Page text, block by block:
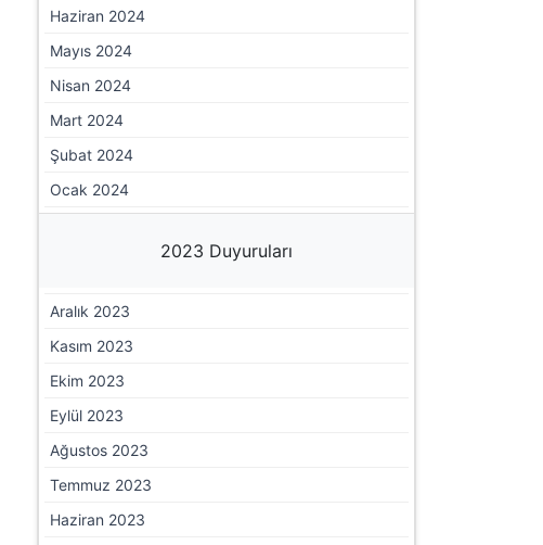
Haziran 2024
Mayıs 2024
Nisan 2024
Mart 2024
Şubat 2024
Ocak 2024
2023 Duyuruları
Aralık 2023
Kasım 2023
Ekim 2023
Eylül 2023
Ağustos 2023
Temmuz 2023
Haziran 2023